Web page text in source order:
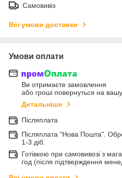
Самовивіз
Всі умови доставки
Умови оплати
Ви отримаєте замовлення
або гроші повернуться на
Детальніше
Післяплата
Післяплата "Нова Пошта".
1-3 діб.
Готівкою при самовивозі з
год (після підтверждення